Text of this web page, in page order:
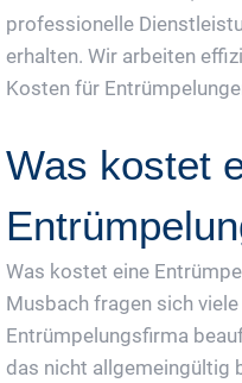
professionelle
erhalten. Wir arbeiten
Kosten für
Was kostet
Was kostet eine
Musbach fragen sich
Entrümpelungsfirma
das nicht allgemeingültig